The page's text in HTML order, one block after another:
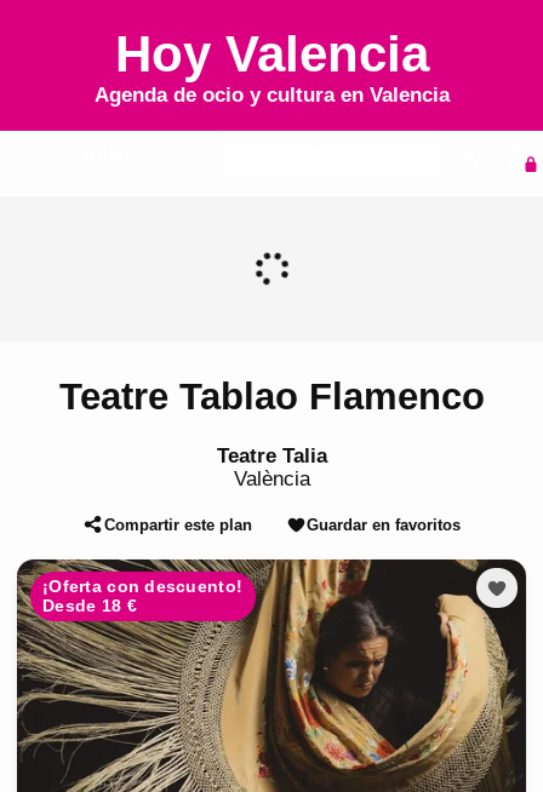
Hoy Valencia
Agenda de ocio y cultura en Valencia
Teatre Tablao Flamenco
Teatre Talia
València
Compartir este plan Guardar en favoritos
¡Oferta con descuento!
Desde 18 €